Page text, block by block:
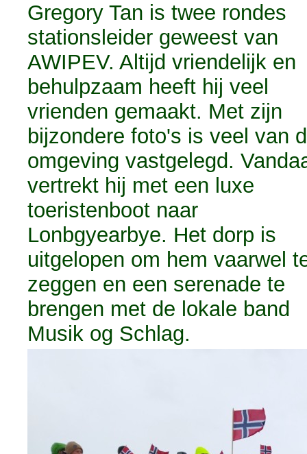
Gregory Tan is twee rondes
stationsleider geweest van
AWIPEV. Altijd vriendelijk en
behulpzaam heeft hij veel
vrienden gemaakt. Met zijn
bijzondere foto's is veel van
omgeving vastgelegd.
vertrekt hij met een luxe
toeristenboot naar
Lonbgyearbye. Het dorp is
uitgelopen om hem vaarwel
zeggen en een serenade te
brengen met de lokale band
Musik og Schlag.